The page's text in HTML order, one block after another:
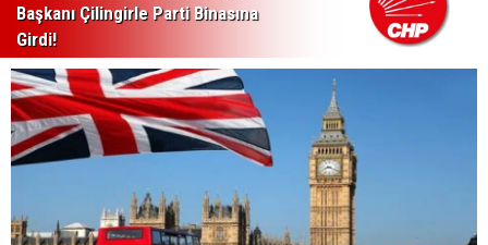
Başkanı Çilingirle Parti Binasına
Girdi!